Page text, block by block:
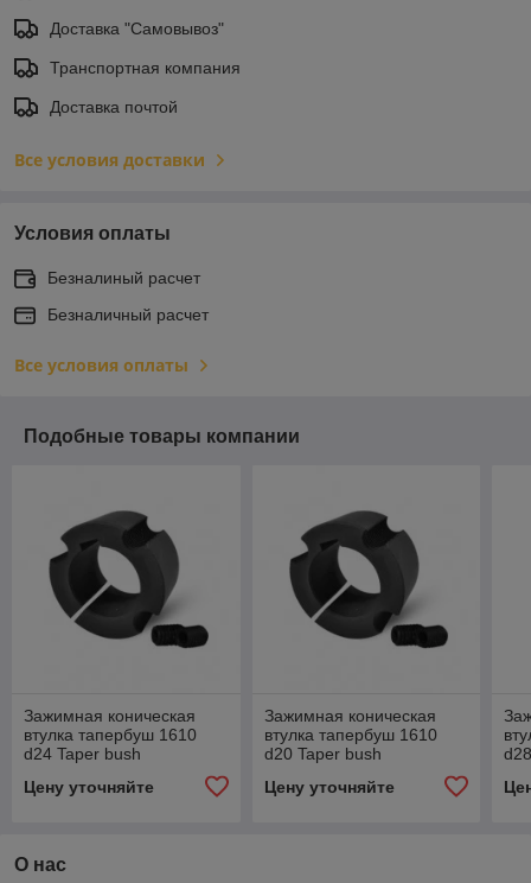
Доставка "Самовывоз"
Транспортная компания
Доставка почтой
Все условия доставки
Условия оплаты
Безналиный расчет
Безналичный расчет
Все условия оплаты
Подобные товары компании
Зажимная коническая
втулка тапербуш 1610
d24 Taper bush
Цену уточняйте
Зажимная коническая
втулка тапербуш 1610
d20 Taper bush
Цену уточняйте
О нас